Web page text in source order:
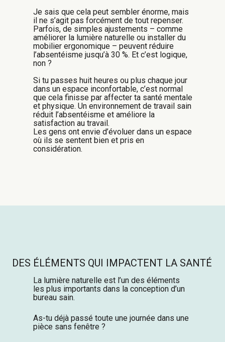
Je sais que cela peut sembler énorme, mais
il ne s’agit pas forcément de tout repenser.
Parfois, de simples ajustements – comme
améliorer la lumière naturelle ou installer du
mobilier ergonomique – peuvent réduire
l’absentéisme jusqu’à 30 %. Et c’est logique,
non ?
Si tu passes huit heures ou plus chaque jour
dans un espace inconfortable, c’est normal
que cela finisse par affecter ta santé mentale
et physique. Un environnement de travail sain
réduit l’absentéisme et améliore la
satisfaction au travail.
Les gens ont envie d’évoluer dans un espace
où ils se sentent bien et pris en
considération.
DES ÉLÉMENTS QUI IMPACTENT LA SANTÉ
La lumière naturelle est l’un des éléments
les plus importants dans la conception d’un
bureau sain.
As-tu déjà passé toute une journée dans une
pièce sans fenêtre ?